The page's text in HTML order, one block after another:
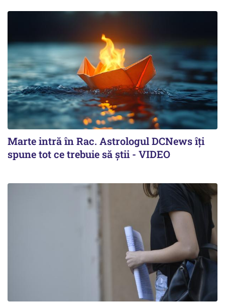
Marte intră în Rac. Astrologul DCNews îți
spune tot ce trebuie să știi - VIDEO